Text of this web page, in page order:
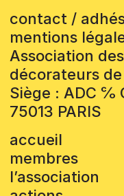
contact /
mentions
Association
décorateurs
Siège : ADC ℅
75013 PARIS
accueil
membres
l’association